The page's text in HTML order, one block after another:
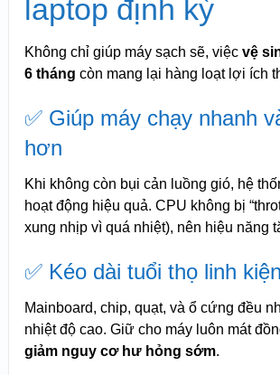
laptop định kỳ
Không chỉ giúp máy sạch sẽ, việc vệ
6 tháng còn mang lại hàng loạt lợi ích
✅ Giúp máy chạy nhanh
hơn
Khi không còn bụi cản luồng gió, hệ
hoạt động hiệu quả. CPU không bị
xung nhịp vì quá nhiệt), nên hiệu năng
✅ Kéo dài tuổi thọ linh kiện
Mainboard, chip, quạt, và ổ cứng đều
nhiệt độ cao. Giữ cho máy luôn mát
giảm nguy cơ hư hỏng sớm.